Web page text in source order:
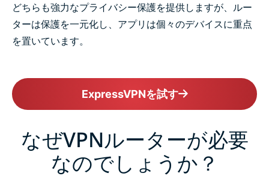
どちらも強力なプライバシー保護を提供しますが、ルー
ターは保護を一元化し、アプリは個々のデバイスに重点
を置いています。
ExpressVPNを試す
なぜVPNルーターが必要
なのでしょうか？